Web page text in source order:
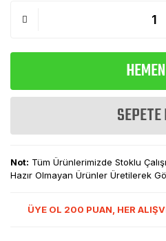
Not: Tüm Ürünlerimizde Stoklu
Hazır Olmayan Ürünler Üretilerek
ÜYE OL 200 PUAN, HER